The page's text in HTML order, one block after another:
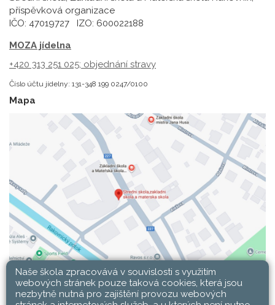
příspěvková organizace
IČO: 47019727 IZO: 600022188
MOZA jídelna
+420 313 251 025; objednání stravy
Číslo účtu jídelny: 131-348 199 0247/0100
Mapa
Naše škola zpracovává v souvislosti s využitím
webových stránek pouze taková cookies, která jsou
nezbytně nutná pro zajištění provozu webových